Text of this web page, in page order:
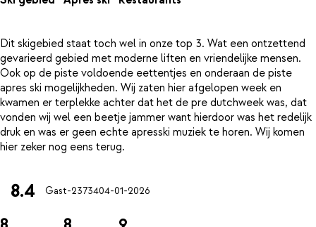
Dit skigebied staat toch wel in onze top 3. Wat een ontzettend
gevarieerd gebied met moderne liften en vriendelijke mensen.
Ook op de piste voldoende eettentjes en onderaan de piste
apres ski mogelijkheden. Wij zaten hier afgelopen week en
kwamen er terplekke achter dat het de pre dutchweek was, dat
vonden wij wel een beetje jammer want hierdoor was het redelijk
druk en was er geen echte apresski muziek te horen. Wij komen
8.4 Gast-2373404-01-2026